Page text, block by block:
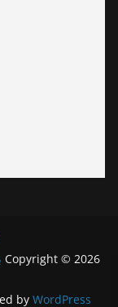
Copyright © 2026
by WordPress